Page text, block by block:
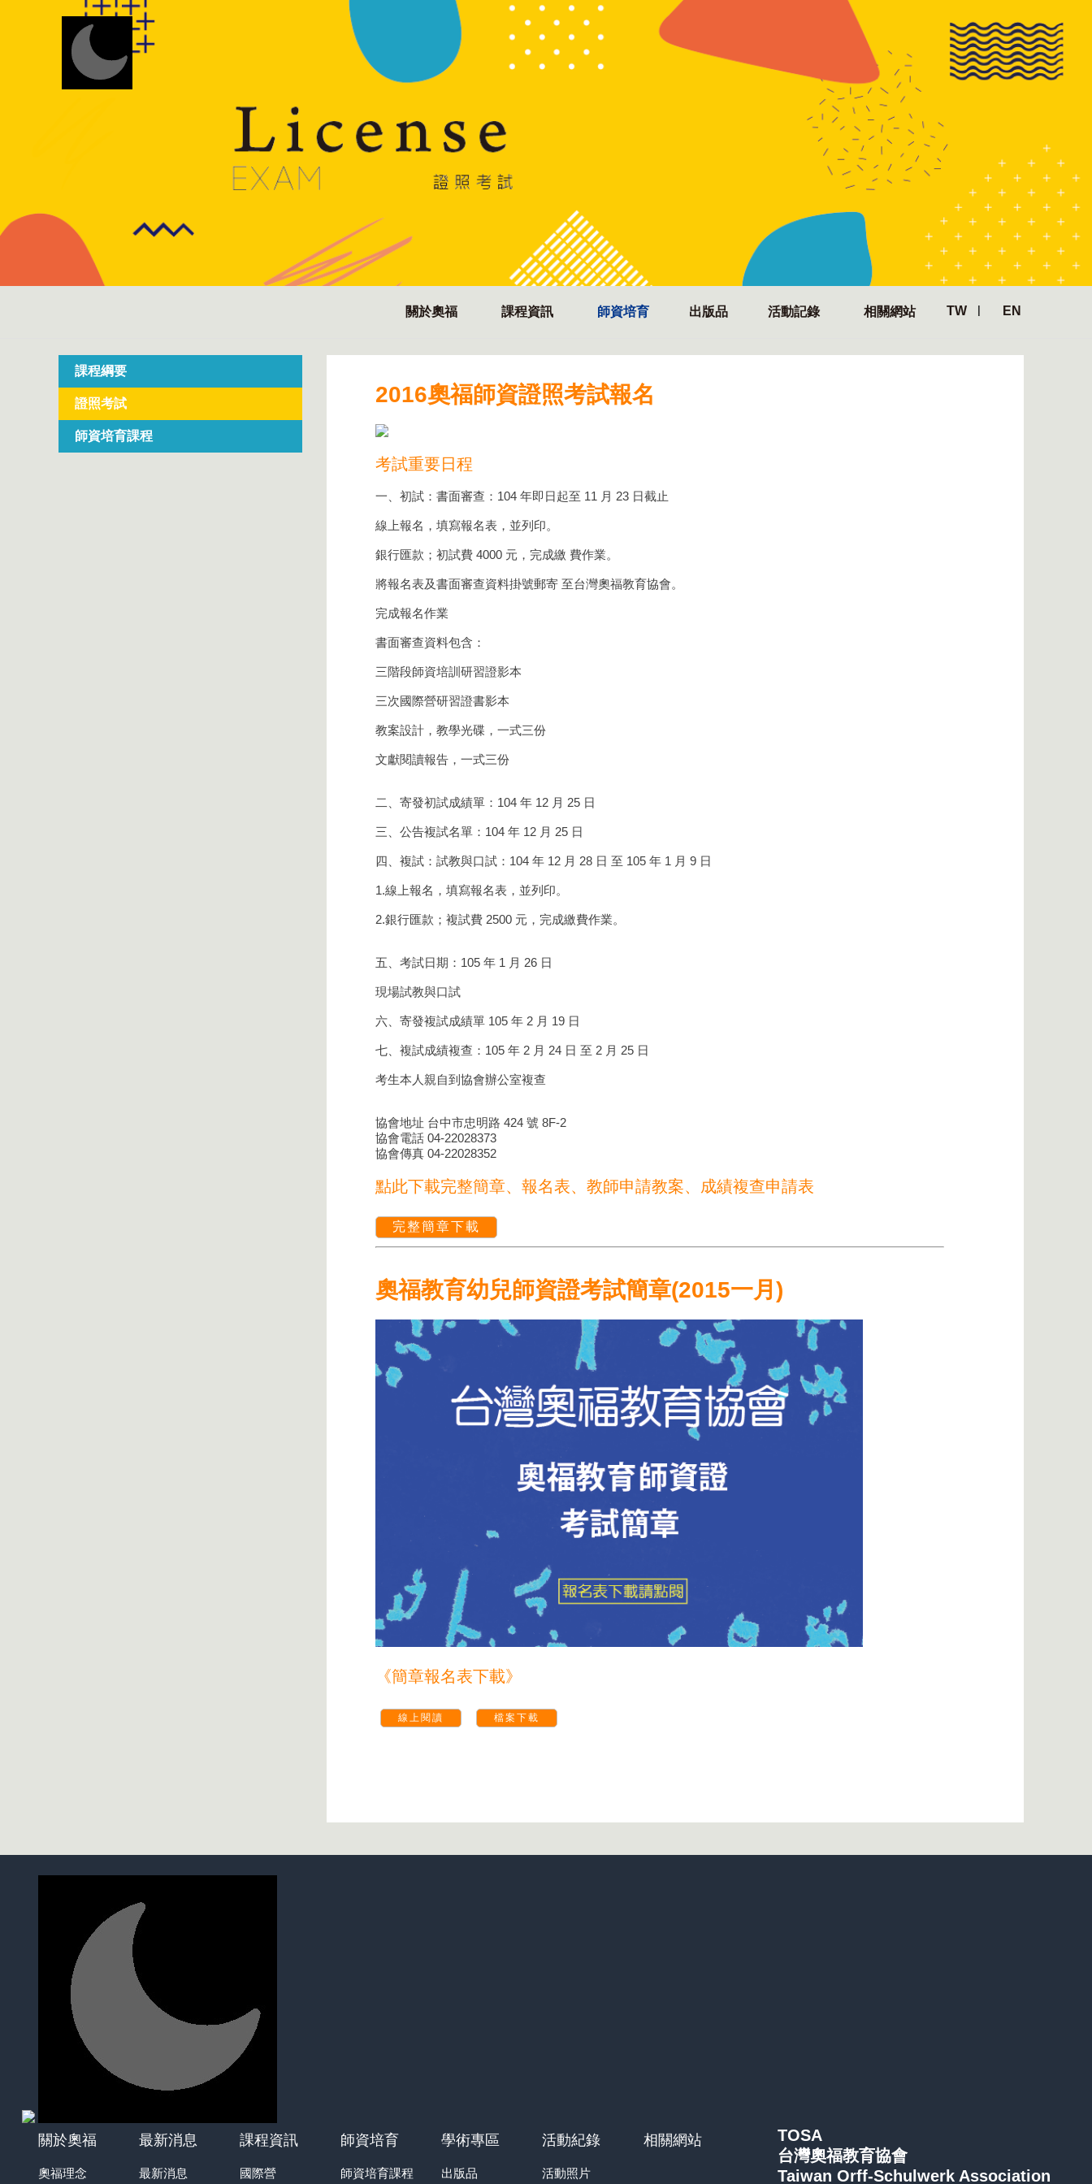
關於奧福 課程資訊 師資培育 出版品 活動記錄 相關網站 TW EN
課程綱要
證照考試
師資培育課程
2016奧福師資證照考試報名
考試重要日程
一、初試：書面審查：104 年即日起至 11 月 23 日截止
線上報名，填寫報名表，並列印。
銀行匯款；初試費 4000 元，完成繳 費作業。
將報名表及書面審查資料掛號郵寄 至台灣奧福教育協會。
完成報名作業
書面審查資料包含：
三階段師資培訓研習證影本
三次國際營研習證書影本
教案設計，教學光碟，一式三份
文獻閱讀報告，一式三份
二、寄發初試成績單：104 年 12 月 25 日
三、公告複試名單：104 年 12 月 25 日
四、複試：試教與口試：104 年 12 月 28 日 至 105 年 1 月 9 日
1.線上報名，填寫報名表，並列印。
2.銀行匯款；複試費 2500 元，完成繳費作業。
五、考試日期：105 年 1 月 26 日
現場試教與口試
六、寄發複試成績單 105 年 2 月 19 日
七、複試成績複查：105 年 2 月 24 日 至 2 月 25 日
考生本人親自到協會辦公室複查
協會地址 台中市忠明路 424 號 8F-2
協會電話 04-22028373
協會傳真 04-22028352
點此下載完整簡章、報名表、教師申請教案、成績複查申請表
完整簡章下載
奧福教育幼兒師資證考試簡章(2015一月)
《簡章報名表下載》
線上閱讀 檔案下載
關於奧福
奧福理念
最新消息
最新消息
課程資訊
國際營
師資培育
師資培育課程
學術專區
出版品
活動紀錄
活動照片
相關網站
TOSA
台灣奧福教育協會
Taiwan Orff-Schulwerk Association